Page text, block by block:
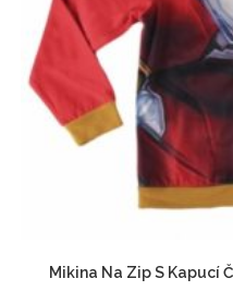
Mikina Na Zip S Kapucí